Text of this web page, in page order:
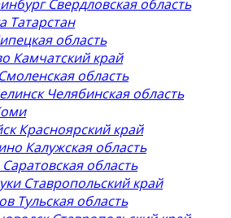
Свердловская область
Татарстан
область
Камчатский край
область
Челябинская область
Красноярский край
Калужская область
область
Ставропольский край
Тульская область